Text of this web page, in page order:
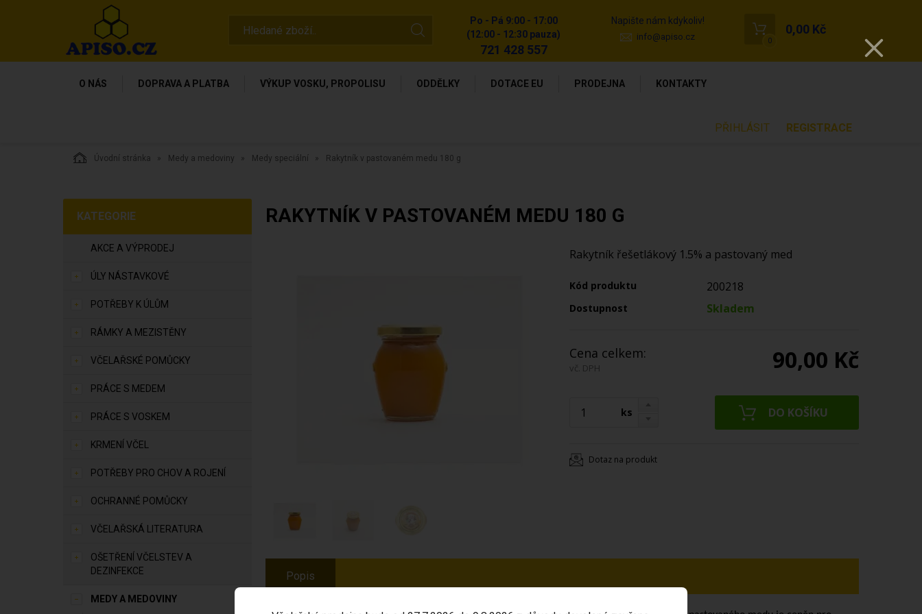
Po - Pá 9:00 - 17:00
(12:00 - 12:30 pauza)
721 428 557
Napište nám kdykoliv!
info@apiso.cz 0
0,00 Kč
O NÁS DOPRAVA A PLATBA VÝKUP VOSKU, PROPOLISU ODDĚLKY DOTACE EU PRODEJNA KONTAKTY
PŘIHLÁSIT REGISTRACE
Úvodní stránka Medy a medoviny Medy speciální Rakytník v pastovaném medu 180 g
KATEGORIE
AKCE A VÝPRODEJ
ÚLY NÁSTAVKOVÉ
POTŘEBY K ÚLŮM
RÁMKY A MEZISTĚNY
VČELAŘSKÉ POMŮCKY
PRÁCE S MEDEM
PRÁCE S VOSKEM
KRMENÍ VČEL
POTŘEBY PRO CHOV A ROJENÍ
OCHRANNÉ POMŮCKY
VČELAŘSKÁ LITERATURA
OŠETŘENÍ VČELSTEV A
DEZINFEKCE
MEDY A MEDOVINY
RAKYTNÍK V PASTOVANÉM MEDU 180 G
Rakytník řešetlákový 1.5% a pastovaný med
Kód produktu 200218
Dostupnost Skladem
Cena celkem:
vč. DPH 90,00 Kč
ks
Dotaz na produkt
Popis